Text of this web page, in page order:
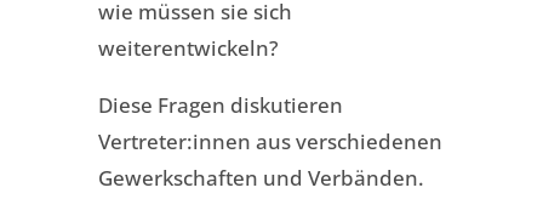
wie müssen sie sich
weiterentwickeln?
Diese Fragen diskutieren
Vertreter:innen aus verschiedenen
Gewerkschaften und Verbänden.